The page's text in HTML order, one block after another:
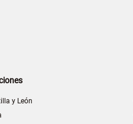
y León